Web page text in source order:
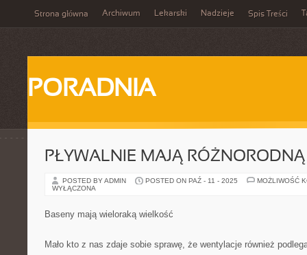
Strona główna Archiwum Lekarski Nadzieje Spis Treści
PORADNIA
PŁYWALNIE MAJĄ
POSTED BY ADMIN POSTED ON PAŹ - 11 - 2025
MOŻLIWOŚĆ
WYŁĄCZONA
Baseny mają wieloraką wielkość
Mało kto z nas zdaje sobie sprawę, że wentylacje również